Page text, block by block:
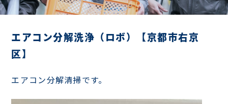
エアコン分解洗浄（ロボ）【京都市右京
区】
エアコン分解清掃です。